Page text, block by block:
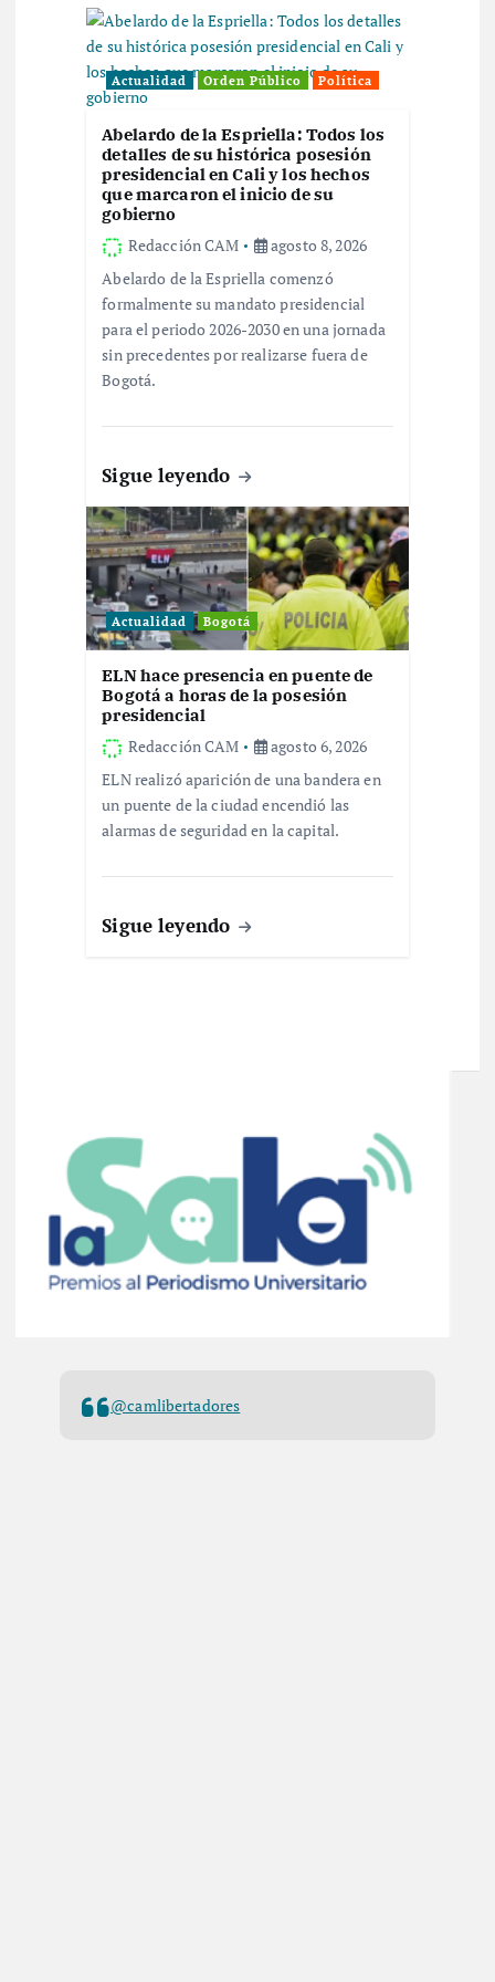
Actualidad Orden Público Política
Abelardo de la Espriella: Todos los
detalles de su histórica posesión
presidencial en Cali y los hechos
que marcaron el inicio de su
gobierno
Redacción CAM
agosto 8, 2026
Abelardo de la Espriella comenzó
formalmente su mandato presidencial
para el periodo 2026-2030 en una jornada
sin precedentes por realizarse fuera de
Bogotá.
Sigue leyendo
Actualidad Bogotá
ELN hace presencia en puente de
Bogotá a horas de la posesión
presidencial
Redacción CAM
agosto 6, 2026
ELN realizó aparición de una bandera en
un puente de la ciudad encendió las
alarmas de seguridad en la capital.
Sigue leyendo
@camlibertadores